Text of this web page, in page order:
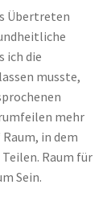
Übertreten
ich die
musste,
mehr
in dem
Raum für
Sein.